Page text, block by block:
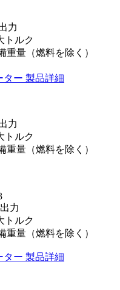
力
トルク
重量（燃料を除く）
ター 製品詳細
力
トルク
重量（燃料を除く）
力
トルク
重量（燃料を除く）
ター 製品詳細